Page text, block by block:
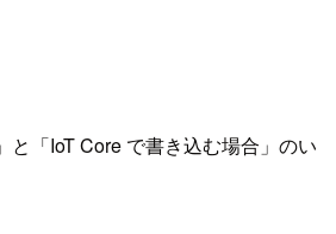
「IoT Core で書き込む場合」のい